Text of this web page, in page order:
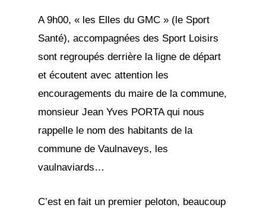
A 9h00, « les Elles du GMC » (le Sport
Santé), accompagnées des Sport Loisirs
sont regroupés derrière la ligne de départ
et écoutent avec attention les
encouragements du maire de la commune,
monsieur Jean Yves PORTA qui nous
rappelle le nom des habitants de la
commune de Vaulnaveys, les
vaulnaviards…
C’est en fait un premier peloton, beaucoup